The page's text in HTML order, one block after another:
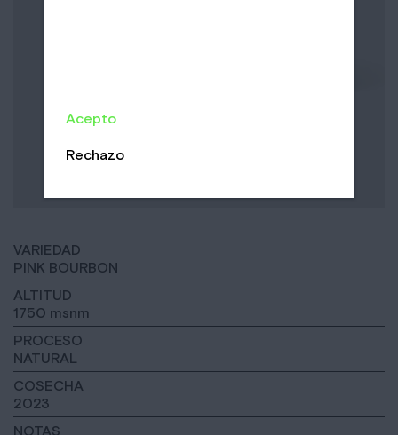
VARIEDAD
PINK BOURBON
ALTITUD
1750 msnm
PROCESO
NATURAL
COSECHA
2023
NOTAS
Acepto
Rechazo